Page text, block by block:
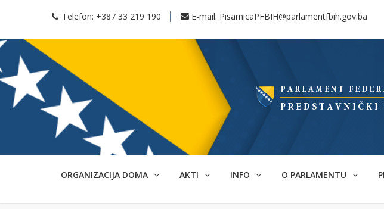
Telefon: +387 33 219 190 E-mail: PisarnicaPFBIH@parlamentfbih.gov.ba
ORGANIZACIJA DOMA AKTI INFO O PARLAMENTU